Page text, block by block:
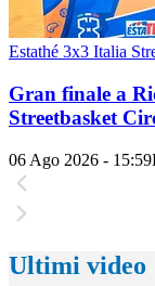
Estathé 3x3 Italia
Gran finale a
Streetbasket
06 Ago 2026 - 15:59
Ultimi video